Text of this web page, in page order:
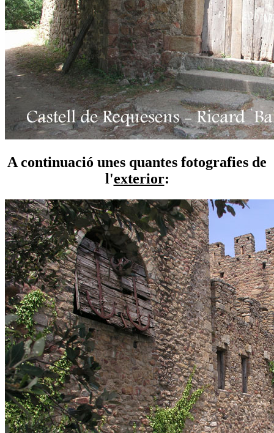
A continuació unes quantes fotografies de
l'exterior: